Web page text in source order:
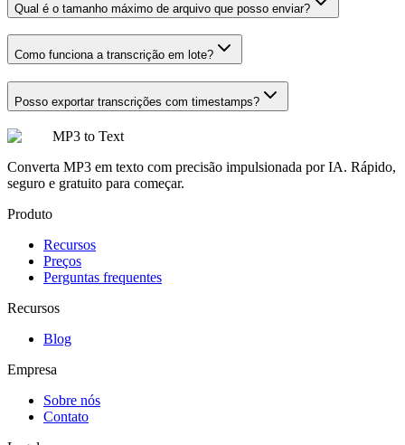
Qual é o tamanho máximo de arquivo que posso enviar?
Como funciona a transcrição em lote?
Posso exportar transcrições com timestamps?
MP3 to Text
Converta MP3 em texto com precisão impulsionada por IA. Rápido,
seguro e gratuito para começar.
Produto
Recursos
Preços
Perguntas frequentes
Recursos
Blog
Empresa
Sobre nós
Contato